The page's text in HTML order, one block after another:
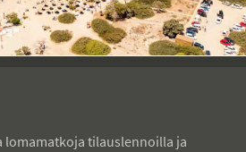
lomamatkoja tilauslennoilla ja